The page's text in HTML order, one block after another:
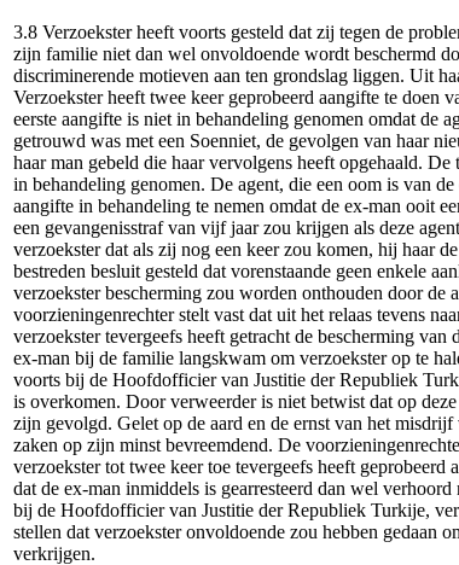
3.8 Verzoekster heeft voorts gesteld dat zij tegen de
zijn familie niet dan wel onvoldoende wordt beschermd
discriminerende motieven aan ten grondslag liggen. Uit
Verzoekster heeft twee keer geprobeerd aangifte te doen
eerste aangifte is niet in behandeling genomen omdat de
getrouwd was met een Soenniet, de gevolgen van haar
haar man gebeld die haar vervolgens heeft opgehaald.
in behandeling genomen. De agent, die een oom is van
aangifte in behandeling te nemen omdat de ex-man ooit
een gevangenisstraf van vijf jaar zou krijgen als deze
verzoekster dat als zij nog een keer zou komen, hij haar
bestreden besluit gesteld dat vorenstaande geen enkele
verzoekster bescherming zou worden onthouden door de
voorzieningenrechter stelt vast dat uit het relaas tevens
verzoekster tevergeefs heeft getracht de bescherming
ex-man bij de familie langskwam om verzoekster op te
voorts bij de Hoofdofficier van Justitie der Republiek
is overkomen. Door verweerder is niet betwist dat op
zijn gevolgd. Gelet op de aard en de ernst van het
zaken op zijn minst bevreemdend. De
verzoekster tot twee keer toe tevergeefs heeft geprobeerd
dat de ex-man inmiddels is gearresteerd dan wel
bij de Hoofdofficier van Justitie der Republiek Turkije,
stellen dat verzoekster onvoldoende zou hebben gedaan
verkrijgen.